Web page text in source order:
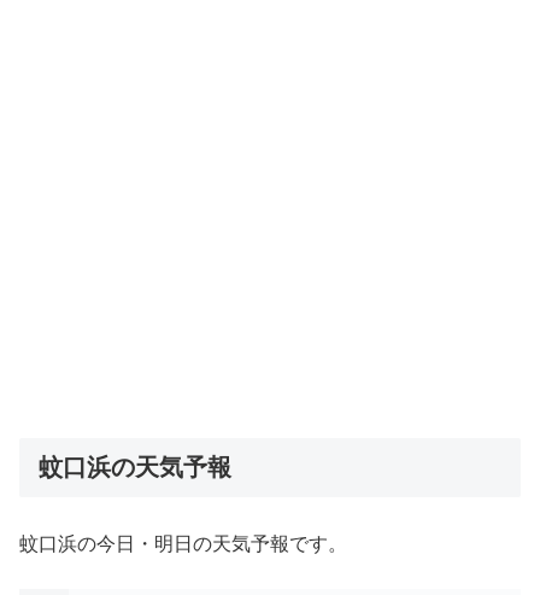
蚊口浜の天気予報
蚊口浜の今日・明日の天気予報です。